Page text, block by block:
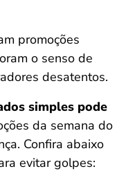
promoções
o senso de
desatentos.
simples pode
da semana do
Confira abaixo
evitar golpes: